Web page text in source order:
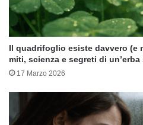
Il quadrifoglio esiste davvero (e
miti, scienza e segreti di
17 Marzo 2026